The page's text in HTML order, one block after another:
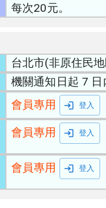
每次20元。
台北市(非原住民
機關通知日起 7 日
會員專用 登入
會員專用 登入
會員專用 登入